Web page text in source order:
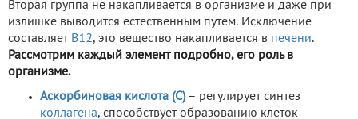
Вторая группа не накапливается в организме и даже при
излишке выводится естественным путём. Исключение
составляет В12, это вещество накапливается в печени.
Рассмотрим каждый элемент подробно, его роль в
организме.
Аскорбиновая кислота (С)– регулирует синтез
коллагена, способствует образованию клеток